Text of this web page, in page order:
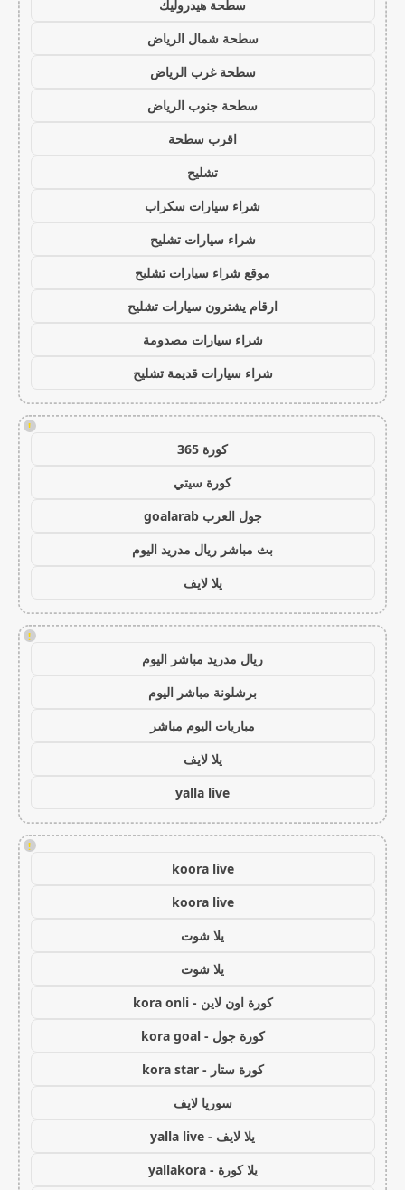
سطحة هيدروليك
سطحة شمال الرياض
سطحة غرب الرياض
سطحة جنوب الرياض
اقرب سطحة
تشليح
شراء سيارات سكراب
شراء سيارات تشليح
موقع شراء سيارات تشليح
ارقام يشترون سيارات تشليح
شراء سيارات مصدومة
شراء سيارات قديمة تشليح
!
كورة 365
كورة سيتي
جول العرب goalarab
بث مباشر ريال مدريد اليوم
يلا لايف
!
ريال مدريد مباشر اليوم
برشلونة مباشر اليوم
مباريات اليوم مباشر
يلا لايف
yalla live
!
koora live
koora live
يلا شوت
يلا شوت
كورة اون لاين - kora onli
كورة جول - kora goal
كورة ستار - kora star
سوريا لايف
يلا لايف - yalla live
يلا كورة - yallakora